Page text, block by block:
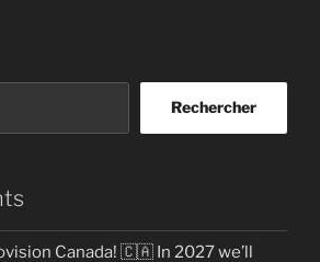
Rechercher
Canada! 🇨🇦 In 2027 we’ll